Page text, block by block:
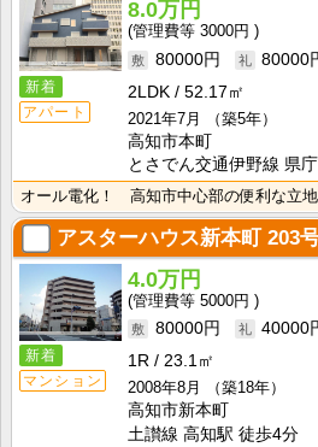
新着
アパート
8.0万円
3000円
80000円
80000
2LDK
52.17㎡
2021年7月
（築5年）
高知市本町
とさでん交通伊野線 県
アスターハウス新本町203
新着
マンション
4.0万円
5000円
80000円
40000
1R
23.1㎡
2008年8月
（築18年）
高知市新本町
土讃線 高知駅 徒歩4分